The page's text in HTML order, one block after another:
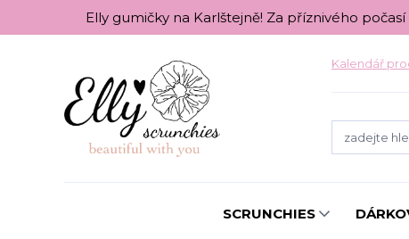
Elly gumičky na Karlštejně! Za příznivého
Kalendář
SCRUNCHIES